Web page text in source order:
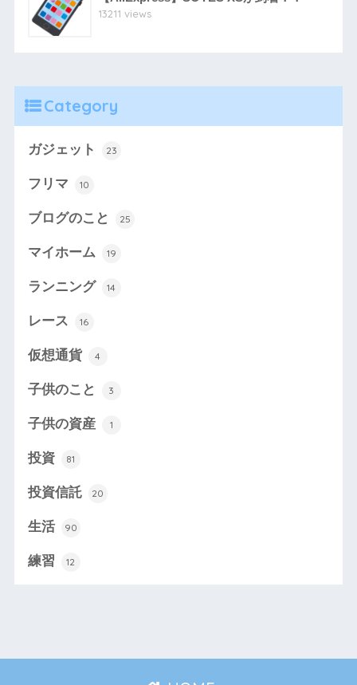
13211 views
Category
ガジェット 23
フリマ 10
ブログのこと 25
マイホーム 19
ランニング 14
レース 16
仮想通貨 4
子供のこと 3
子供の資産 1
投資 81
投資信託 20
生活 90
練習 12